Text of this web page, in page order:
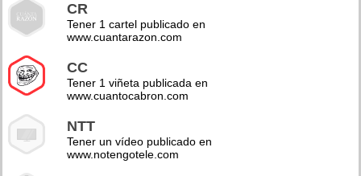
CR
Tener 1 cartel publicado en
www.cuantarazon.com
CC
Tener 1 viñeta publicada en
www.cuantocabron.com
NTT
Tener un vídeo publicado en
www.notengotele.com